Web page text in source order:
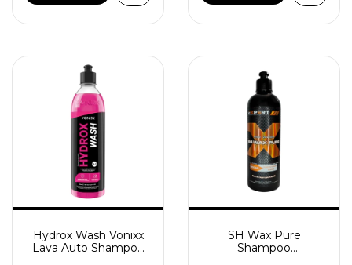
Hydrox Wash Vonixx
Lava Auto Shampoo
SH Wax Pure
Shampoo